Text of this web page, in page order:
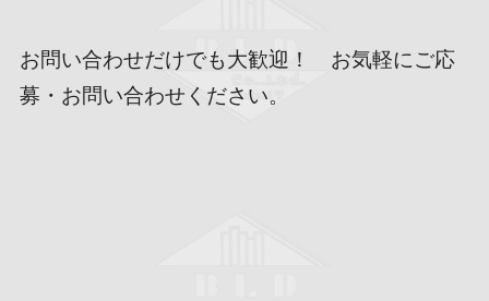
お問い合わせだけでも大歓迎！ お気軽にご応
募・お問い合わせください。